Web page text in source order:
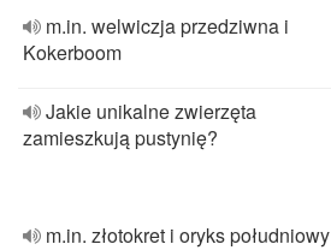
m.in. welwiczja przedziwna i
Kokerboom
Jakie unikalne zwierzęta
zamieszkują pustynię?
m.in. złotokret i oryks południowy